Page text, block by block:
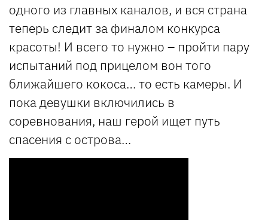
одного из главных каналов, и вся страна
теперь следит за финалом конкурса
красоты! И всего то нужно – пройти пару
испытаний под прицелом вон того
ближайшего кокоса… то есть камеры. И
пока девушки включились в
соревнования, наш герой ищет путь
спасения с острова…